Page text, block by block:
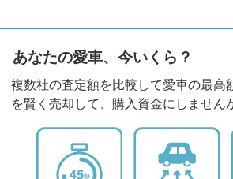
あなたの愛車、今いくら？
複数社の査定額を比較して愛車の最高
を賢く売却して、購入資金にしません